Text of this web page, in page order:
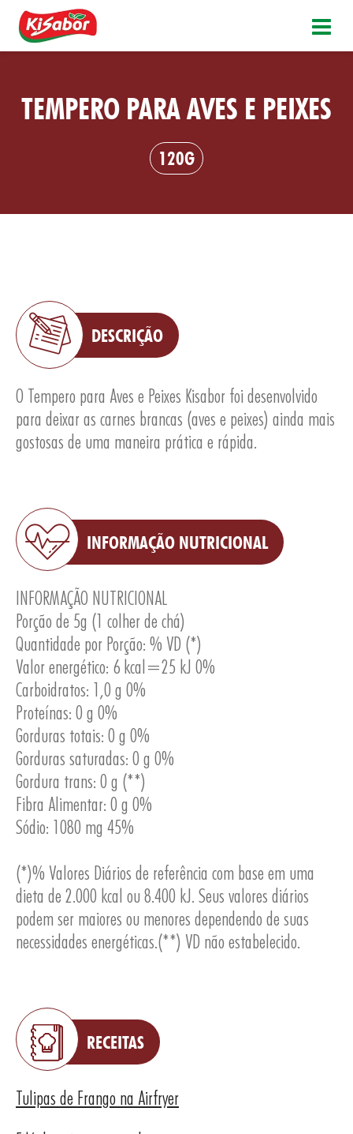
TEMPERO PARA AVES E PEIXES
120G
DESCRIÇÃO
O Tempero para Aves e Peixes Kisabor foi desenvolvido
para deixar as carnes brancas (aves e peixes) ainda mais
gostosas de uma maneira prática e rápida.
INFORMAÇÃO NUTRICIONAL
INFORMAÇÃO NUTRICIONAL
Porção de 5g (1 colher de chá)
Quantidade por Porção: % VD (*)
Valor energético: 6 kcal=25 kJ 0%
Carboidratos: 1,0 g 0%
Proteínas: 0 g 0%
Gorduras totais: 0 g 0%
Gorduras saturadas: 0 g 0%
Gordura trans: 0 g (**)
Fibra Alimentar: 0 g 0%
Sódio: 1080 mg 45%
(*)% Valores Diários de referência com base em uma
dieta de 2.000 kcal ou 8.400 kJ. Seus valores diários
podem ser maiores ou menores dependendo de suas
necessidades energéticas.(**) VD não estabelecido.
RECEITAS
Tulipas de Frango na Airfryer